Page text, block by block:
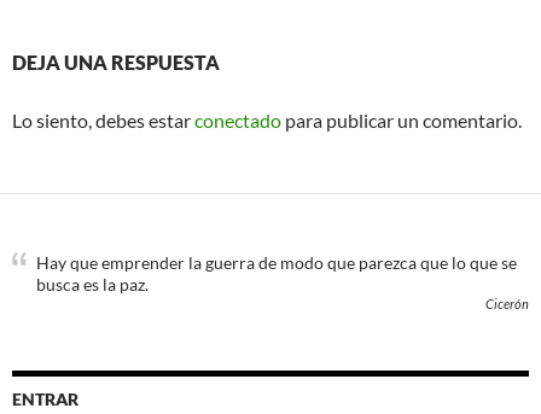
DEJA UNA RESPUESTA
Lo siento, debes estarconectado para publicar un comentario.
Hay que emprender la guerra de modo que parezca que lo que se
busca es la paz.
Cicerón
ENTRAR